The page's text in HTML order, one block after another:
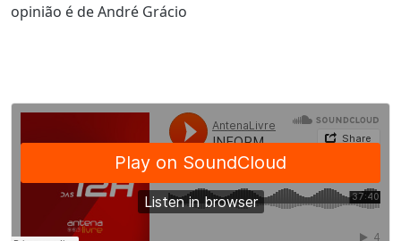
opinião é de André Grácio